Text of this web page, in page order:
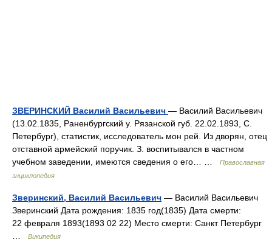
ЗВЕРИНСКИЙ Василий Васильевич — Василий Васильевич
(13.02.1835, Раненбургский у. Рязанской губ. 22.02.1893, С.
Петербург), статистик, исследователь мон рей. Из дворян, отец
отставной армейский поручик. З. воспитывался в частном
учебном заведении, имеются сведения о его… …
Православная
энциклопедия
Зверинский, Василий Васильевич — Василий Васильевич
Зверинский Дата рождения: 1835 год(1835) Дата смерти:
22 февраля 1893(1893 02 22) Место смерти: Санкт Петербург
Википедия